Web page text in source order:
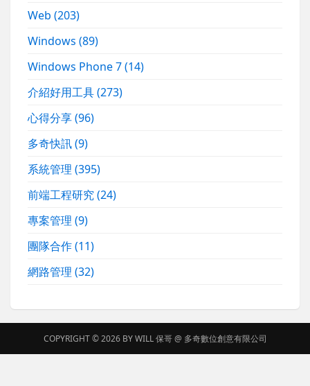
Web(203)
Windows(89)
Windows Phone 7(14)
介紹好用工具(273)
心得分享(96)
多奇快訊(9)
系統管理(395)
前端工程研究(24)
專案管理(9)
團隊合作(11)
網路管理(32)
COPYRIGHT © 2026 BYWILL 保哥@ 多奇數位創意有限公司